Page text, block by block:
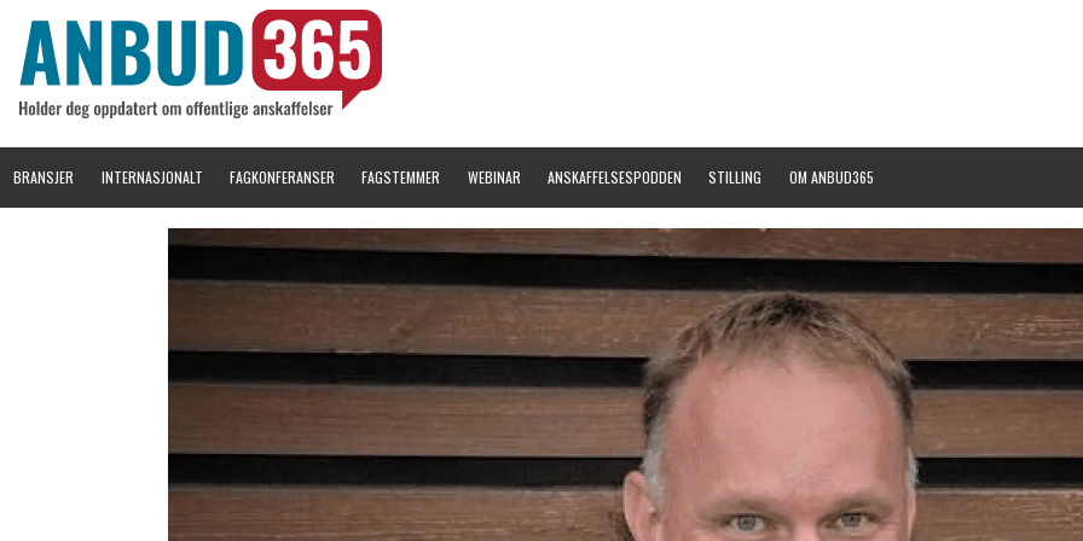
BRANSJER INTERNASJONALT FAGKONFERANSER FAGSTEMMER WEBINAR ANSKAFFELSESPODDEN STILLING OM ANBUD365